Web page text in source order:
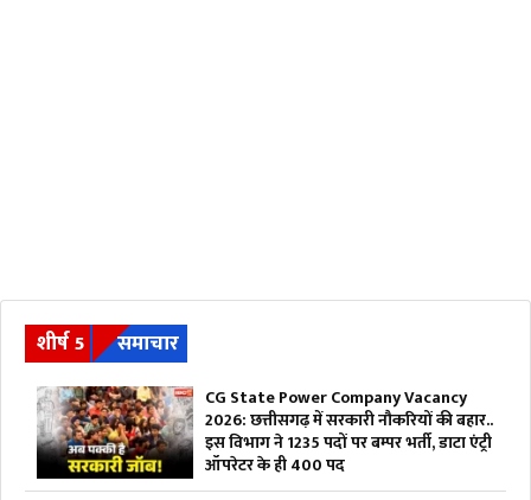
शीर्ष 5 समाचार
CG State Power Company Vacancy
2026: छत्तीसगढ़ में सरकारी नौकरियों की बहार..
इस विभाग ने 1235 पदों पर बम्पर भर्ती, डाटा एंट्री
ऑपरेटर के ही 400 पद